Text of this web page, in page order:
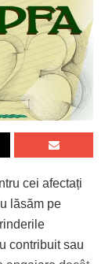
cei afectați
lăsăm pe
contribuit sau